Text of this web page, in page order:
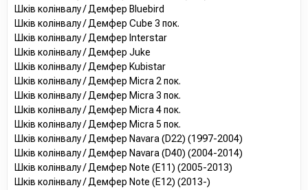
Шків колінвалу / Демфер Bluebird
Шків колінвалу / Демфер Cube 3 пок.
Шків колінвалу / Демфер Interstar
Шків колінвалу / Демфер Juke
Шків колінвалу / Демфер Kubistar
Шків колінвалу / Демфер Micra 2 пок.
Шків колінвалу / Демфер Micra 3 пок.
Шків колінвалу / Демфер Micra 4 пок.
Шків колінвалу / Демфер Micra 5 пок.
Шків колінвалу / Демфер Navara (D22) (1997-2004)
Шків колінвалу / Демфер Navara (D40) (2004-2014)
Шків колінвалу / Демфер Note (E11) (2005-2013)
Шків колінвалу / Демфер Note (E12) (2013-)